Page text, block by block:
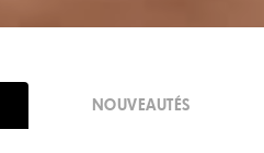
NOUVEAUTÉS